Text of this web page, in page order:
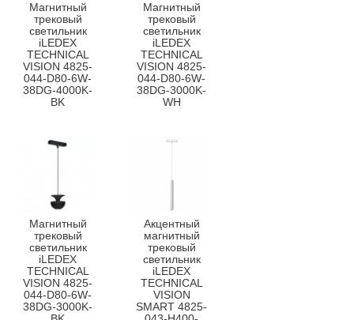
Магнитный
трековый
светильник
iLEDEX
TECHNICAL
VISION 4825-
044-D80-6W-
38DG-4000K-
BK
Магнитный
трековый
светильник
iLEDEX
TECHNICAL
VISION 4825-
044-D80-6W-
38DG-3000K-
WH
Магнитный
трековый
светильник
iLEDEX
TECHNICAL
VISION 4825-
044-D80-6W-
38DG-3000K-
Акцентный
магнитный
трековый
светильник
iLEDEX
TECHNICAL
VISION
SMART 4825-